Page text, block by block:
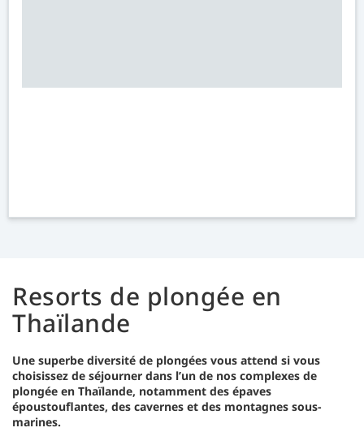
Resorts de plongée en
Thaïlande
Une superbe diversité de plongées vous attend si vous
choisissez de séjourner dans l’un de nos complexes de
plongée en Thaïlande, notamment des épaves
époustouflantes, des cavernes et des montagnes sous-
marines.